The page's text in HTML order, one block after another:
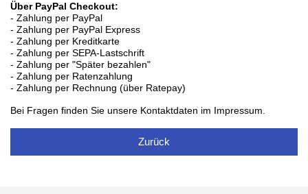
Über PayPal Checkout:
- Zahlung per PayPal
- Zahlung per PayPal Express
- Zahlung per Kreditkarte
- Zahlung per SEPA-Lastschrift
- Zahlung per "Später bezahlen"
- Zahlung per Ratenzahlung
- Zahlung per Rechnung (über Ratepay)
Bei Fragen finden Sie unsere Kontaktdaten im Impressum.
Zurück